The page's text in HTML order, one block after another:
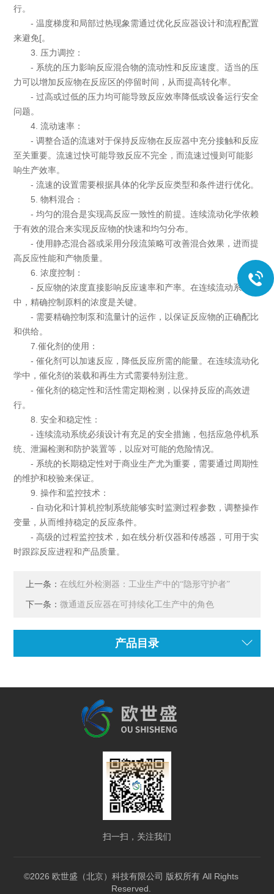
行。
- 温度梯度和局部过热现象需通过优化反应器设计和流程配置
来避免[。
3. 压力调控：
- 系统的压力影响反应混合物的流动性和反应速度。适当的压
力可以增加反应物在反应区的停留时间，从而提高转化率。
- 过高或过低的压力均可能导致反应效率降低或设备运行安全
问题。
4. 流动速率：
- 调整合适的流速对于保持反应物在反应器中充分接触和反应
至关重要。流速过快可能导致反应不完全，而流速过慢则可能影
响生产效率。
- 流速的设置需要根据具体的化学反应类型和条件进行优化。
5. 物料混合：
- 均匀的混合是实现高反应一致性的前提。连续流动化学依赖
于有效的混合来实现反应物的快速和均匀分布。
- 使用静态混合器或采用分段流策略可改善混合效果，进而提
高反应性能和产物质量。
6. 浓度控制：
- 反应物的浓度直接影响反应速率和产率。在连续流动系统
中，精确控制原料的浓度是关键。
- 需要精确控制泵和流量计的运作，以保证反应物的正确配比
和供给。
7.催化剂的使用：
- 催化剂可以加速反应，降低反应所需的能量。在连续流动化
学中，催化剂的装载和再生方式需要特别注意。
- 催化剂的稳定性和活性需定期检测，以保持反应的高效进
行。
8. 安全和稳定性：
- 连续流动系统必须设计有充足的安全措施，包括应急停机系
统、泄漏检测和防护装置等，以应对可能的危险情况。
- 系统的长期稳定性对于商业生产尤为重要，需要通过周期性
的维护和校验来保证。
9. 操作和监控技术：
- 自动化和计算机控制系统能够实时监测过程参数，调整操作
变量，从而维持稳定的反应条件。
- 高级的过程监控技术，如在线分析仪器和传感器，可用于实
时跟踪反应进程和产品质量。
上一条：在线红外检测器：工业生产中的“隐形守护者”
下一条：微通道反应器在可持续化工生产中的角色
产品目录
扫一扫，关注我们
©2026 欧世盛（北京）科技有限公司 版权所有 All Rights
Reserved.